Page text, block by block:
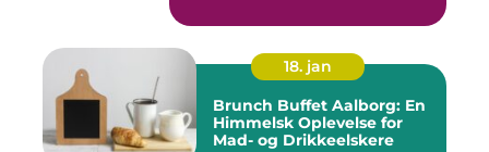
18. jan
Brunch Buffet Aalborg: En
Himmelsk Oplevelse for
Mad- og Drikkeelskere